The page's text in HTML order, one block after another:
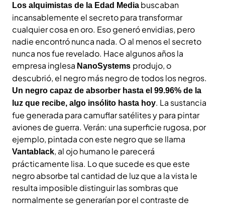
Los alquimistas de la Edad Media buscaban
incansablemente el secreto para transformar
cualquier cosa en oro. Eso generó envidias, pero
nadie encontró nunca nada. O al menos el secreto
nunca nos fue revelado. Hace algunos años la
empresa inglesa NanoSystems produjo, o
descubrió, el negro más negro de todos los negros.
Un negro capaz de absorber hasta el 99.96% de la
luz que recibe, algo insólito hasta hoy. La sustancia
fue generada para camuflar satélites y para pintar
aviones de guerra. Verán: una superficie rugosa, por
ejemplo, pintada con este negro que se llama
Vantablack, al ojo humano le parecerá
prácticamente lisa. Lo que sucede es que este
negro absorbe tal cantidad de luz que a la vista le
resulta imposible distinguir las sombras que
normalmente se generarían por el contraste de